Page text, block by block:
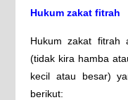
Hukum zakat fitrah
Hukum zakat fitrah
(tidak kira hamba
kecil atau besar)
berikut: